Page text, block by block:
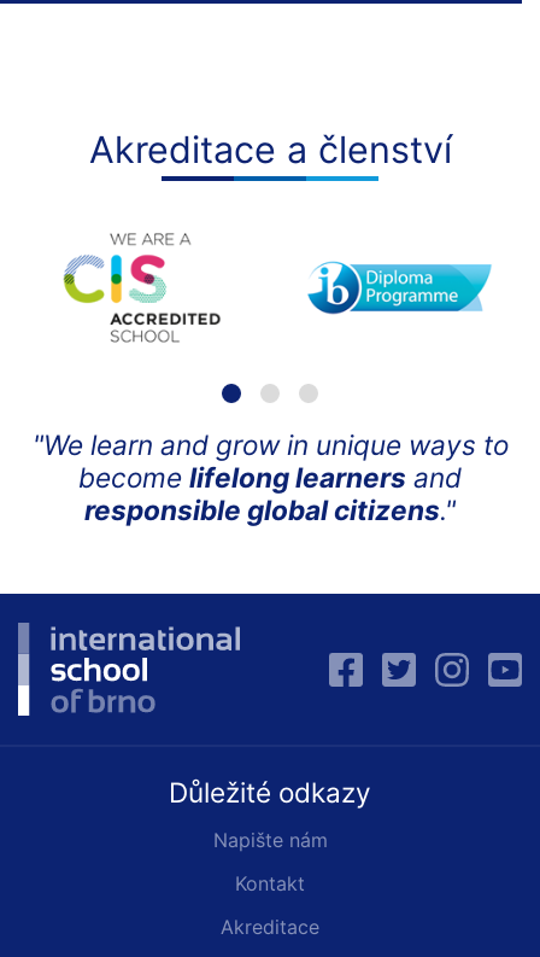
Akreditace a členství
"We learn and grow in unique ways to
become lifelong learners and
responsible global citizens."
Důležité odkazy
Napište nám
Kontakt
Akreditace